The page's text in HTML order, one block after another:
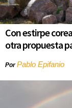
Con estirpe
otra propuesta
PorPablo Epifanio